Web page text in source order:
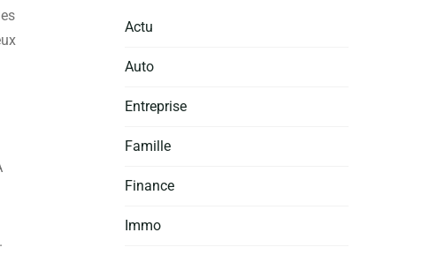
Actu
Auto
Entreprise
Famille
Finance
Immo